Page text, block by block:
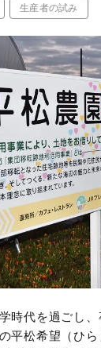
生産者の試み
時代を過ごし
平松希望（ひ